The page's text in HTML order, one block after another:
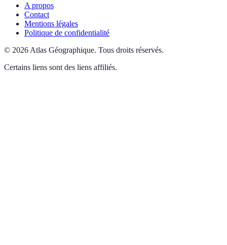
A propos
Contact
Mentions légales
Politique de confidentialité
© 2026 Atlas Géographique. Tous droits réservés.
Certains liens sont des liens affiliés.